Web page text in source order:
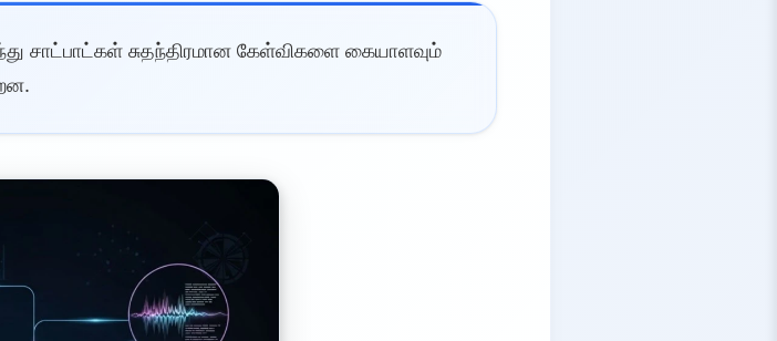
சுதந்திரமான கேள்விகளை கையாளவும்